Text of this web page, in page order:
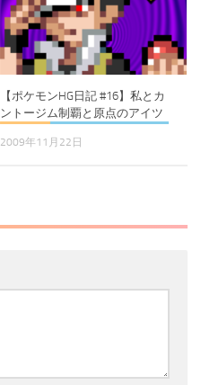
【ポケモンHG日記 #16】私とカ
ントージム制覇と原点のアイツ
2009年11月22日